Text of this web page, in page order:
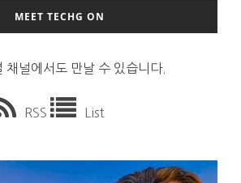
MEET TECHG ON
채널에서도 만날 수 있습니다.
RSS List